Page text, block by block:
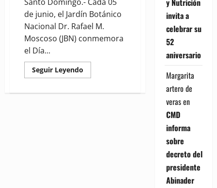
de junio, el Jardín Botánico
Nacional Dr. Rafael M.
Moscoso (JBN) conmemora
el Día...
Seguir Leyendo
more
Botánico
y Nutrición
invita a
celebrar su
52
aniversario
Margarita
artero de
verasen
CMD
informa
sobre
decreto del
presidente
Abinader